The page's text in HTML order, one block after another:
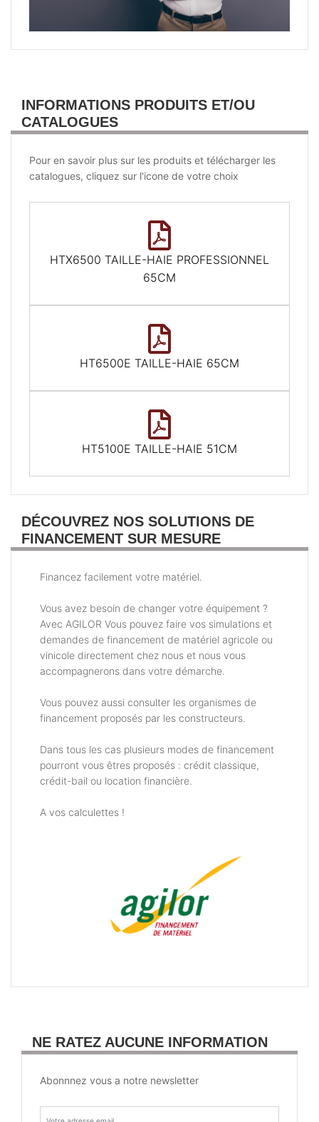
INFORMATIONS PRODUITS ET/OU
CATALOGUES
Pour en savoir plus sur les produits et télécharger les
catalogues, cliquez sur l'icone de votre choix
HTX6500 TAILLE-HAIE PROFESSIONNEL
65CM
HT6500E TAILLE-HAIE 65CM
HT5100E TAILLE-HAIE 51CM
DÉCOUVREZ NOS SOLUTIONS DE
FINANCEMENT SUR MESURE
Financez facilement votre matériel.
Vous avez besoin de changer votre équipement ?
Avec AGILOR Vous pouvez faire vos simulations et
demandes de financement de matériel agricole ou
vinicole directement chez nous et nous vous
accompagnerons dans votre démarche.
Vous pouvez aussi consulter les organismes de
financement proposés par les constructeurs.
Dans tous les cas plusieurs modes de financement
pourront vous êtres proposés : crédit classique,
crédit-bail ou location financière.
A vos calculettes !
NE RATEZ AUCUNE INFORMATION
Abonnnez vous a notre newsletter